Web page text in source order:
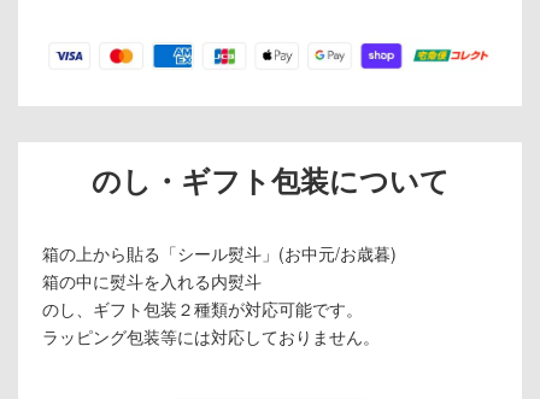
のし・ギフト包装について
箱の上から貼る「シール熨斗」(お中元/お歳暮)
箱の中に熨斗を入れる内熨斗
のし、ギフト包装２種類が対応可能です。
ラッピング包装等には対応しておりません。